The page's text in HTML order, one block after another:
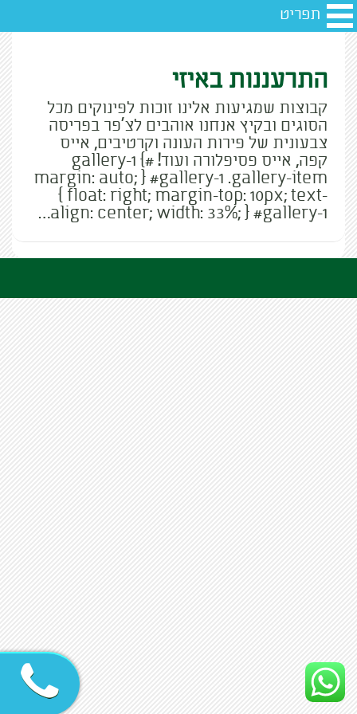
התרעננות באיזי
קבוצות שמגיעות אלינו זוכות לפינוקים מכל
הסוגים ובקיץ אנחנו אוהבים לצ'פר בפריסה
צבעונית של פירות העונה וקרטיבים, אייס
קפה, אייס פסיפלורה ועוד! #gallery-1 {
margin: auto; } #gallery-1 .gallery-item
{ float: right; margin-top: 10px; text-
align: center; width: 33%; } #gallery-1…
תפריט